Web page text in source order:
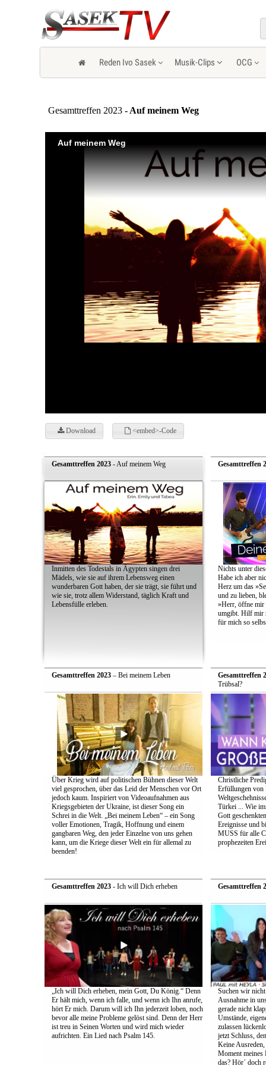
Reden Ivo Sasek Musik-Clips OCG
Gesamttreffen 2023 - Auf meinem Weg
Auf meinem Weg
Download <embed>-Code
Gesamttreffen 2023- Auf meinem Weg
Inmitten des Todestals in Ägypten singen drei
Mädels, wie sie auf ihrem Lebensweg einen
wunderbaren Gott haben, der sie trägt, sie führt und
wie sie, trotz allem Widerstand, täglich Kraft und
Lebensfülle erleben.
Gesamttreffen
Nichts unter
Habe ich aber
Herz um das
und zu lieben,
»Herr, öffne mir
umgibt. Hilf mir
für mich so
Gesamttreffen 2023– Bei meinem Leben
Über Krieg wird auf politischen Bühnen dieser Welt
viel gesprochen, über das Leid der Menschen vor Ort
jedoch kaum. Inspiriert von Videoaufnahmen aus
Kriegsgebieten der Ukraine, ist dieser Song ein
Schrei in die Welt. „Bei meinem Leben“ – ein Song
voller Emotionen, Tragik, Hoffnung und einem
gangbaren Weg, den jeder Einzelne von uns gehen
kann, um die Kriege dieser Welt ein für allemal zu
beenden!
Gesamttreffen
Trübsal?
Christliche
Erfüllungen von
Türkei ... Wie
Gott
Ereignisse und
MUSS für alle
prophezeiten
Gesamttreffen 2023- Ich will Dich erheben
„Ich will Dich erheben, mein Gott, Du König.“ Denn
Er hält mich, wenn ich falle, und wenn ich Ihn anrufe,
hört Er mich. Darum will ich Ihn jederzeit loben, noch
bevor alle meine Probleme gelöst sind. Denn der Herr
ist treu in Seinen Worten und wird mich wieder
aufrichten. Ein Lied nach Psalm 145.
Gesamttreffen
Suchen wir
Ausnahme in
gerade nicht
Umstände,
zulassen
jetzt Schluss,
Keine
Moment meines
das? Hör´ doch